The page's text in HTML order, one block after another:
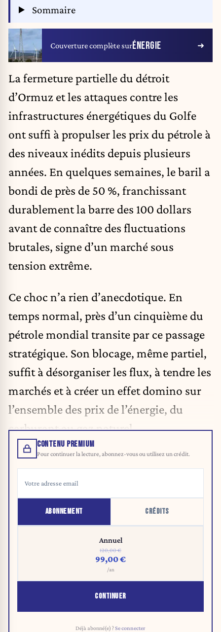
Sommaire
Couverture complète surÉNERGIE
La fermeture partielle du détroit
d’Ormuz et les attaques contre les
infrastructures énergétiques du Golfe
ont suffi à propulser les prix du pétrole à
des niveaux inédits depuis plusieurs
années. En quelques semaines, le baril a
bondi de près de 50 %, franchissant
durablement la barre des 100 dollars
avant de connaître des fluctuations
brutales, signe d’un marché sous
tension extrême.
Ce choc n’a rien d’anecdotique. En
temps normal, près d’un cinquième du
pétrole mondial transite par ce passage
stratégique. Son blocage, même partiel,
suffit à désorganiser les flux, à tendre les
marchés et à créer un effet domino sur
l’ensemble des prix de l’énergie, du
carburant au gaz naturel.
CONTENU PREMIUM
Pour continuer la lecture, abonnez-vous ou utilisez un crédit.
ABONNEMENT CRÉDITS
Annuel
120,00 €
99,00 €
/an
CONTINUER
Déjà abonné(e) ?Se connecter